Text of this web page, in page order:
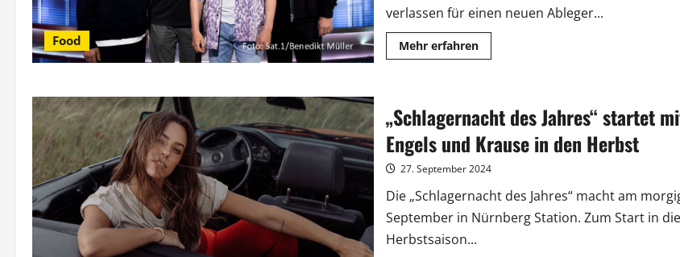
Food
verlassen für einen neuen Ableger...
Mehr erfahrenMehr
Informationen
bei
Joyn:
„The
Taste“
geht
auf
„Schlagernacht des Jahres“ startet
Engels und Krause in den Herbst
27. September 2024
Die „Schlagernacht des Jahres“ macht am
September in Nürnberg Station. Zum Start in die
Herbstsaison...